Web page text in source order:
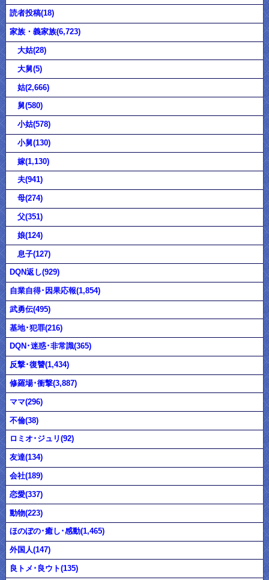
読者投稿(18)
家族・義家族(6,723)
大姑(28)
大舅(5)
姑(2,666)
舅(580)
小姑(578)
小舅(130)
嫁(1,130)
夫(941)
母(274)
父(351)
娘(124)
息子(127)
DQN返し(929)
自業自得･因果応報(1,854)
武勇伝(495)
基地･犯罪(216)
DQN･迷惑･非常識(365)
反撃･復讐(1,434)
修羅場･衝撃(3,887)
ママ(296)
不倫(38)
ロミオ･ジュリ(92)
友達(134)
会社(189)
恋愛(337)
動物(223)
ほのぼの･癒し･感動(1,465)
外国人(147)
良トメ･良ウト(135)